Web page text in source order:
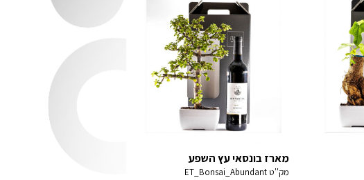
מארז בונסאי עץ השפע
מק''טET_Bonsai_Abundant